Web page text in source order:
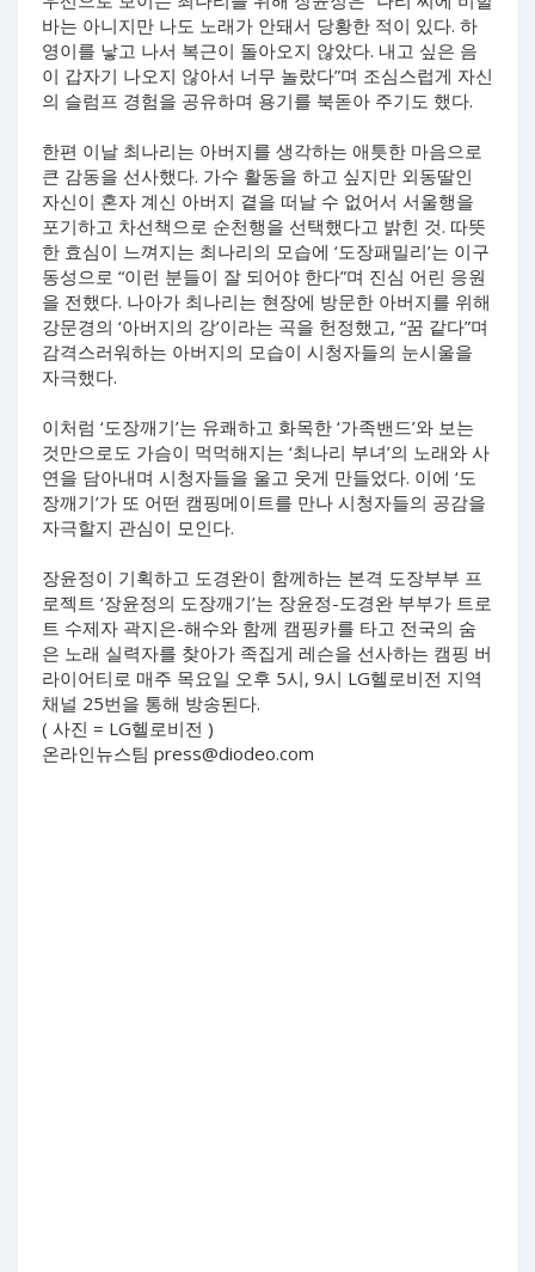
바는 아니지만 나도 노래가 안돼서 당황한 적이 있다. 하
영이를 낳고 나서 복근이 돌아오지 않았다. 내고 싶은 음
이 갑자기 나오지 않아서 너무 놀랐다”며 조심스럽게 자신
의 슬럼프 경험을 공유하며 용기를 북돋아 주기도 했다.
한편 이날 최나리는 아버지를 생각하는 애틋한 마음으로
큰 감동을 선사했다. 가수 활동을 하고 싶지만 외동딸인
자신이 혼자 계신 아버지 곁을 떠날 수 없어서 서울행을
포기하고 차선책으로 순천행을 선택했다고 밝힌 것. 따뜻
한 효심이 느껴지는 최나리의 모습에 ‘도장패밀리’는 이구
동성으로 “이런 분들이 잘 되어야 한다”며 진심 어린 응원
을 전했다. 나아가 최나리는 현장에 방문한 아버지를 위해
강문경의 ‘아버지의 강’이라는 곡을 헌정했고, “꿈 같다”며
감격스러워하는 아버지의 모습이 시청자들의 눈시울을
자극했다.
이처럼 ‘도장깨기’는 유쾌하고 화목한 ‘가족밴드’와 보는
것만으로도 가슴이 먹먹해지는 ‘최나리 부녀’의 노래와 사
연을 담아내며 시청자들을 울고 웃게 만들었다. 이에 ‘도
장깨기’가 또 어떤 캠핑메이트를 만나 시청자들의 공감을
자극할지 관심이 모인다.
장윤정이 기획하고 도경완이 함께하는 본격 도장부부 프
로젝트 ‘장윤정의 도장깨기’는 장윤정-도경완 부부가 트로
트 수제자 곽지은-해수와 함께 캠핑카를 타고 전국의 숨
은 노래 실력자를 찾아가 족집게 레슨을 선사하는 캠핑 버
라이어티로 매주 목요일 오후 5시, 9시 LG헬로비전 지역
채널 25번을 통해 방송된다.
( 사진 = LG헬로비전 )
온라인뉴스팀 press@diodeo.com